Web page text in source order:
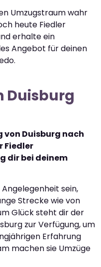
Umzugstraum wahr
heute Fiedler
erhalte ein
Angebot für deinen
Duisburg
von Duisburg nach
Fiedler
dir bei deinem
sein,
Strecke wie von
Glück steht dir der
zur Verfügung, um
Erfahrung
machen sie Umzüge